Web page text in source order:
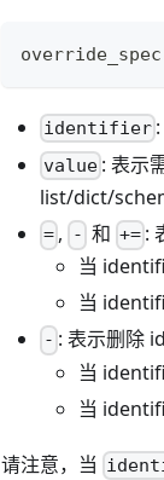
identifier
value : 表示
list/dict/
= , - 和 += :
当
当
- : 表示删除
当
当
请注意，当